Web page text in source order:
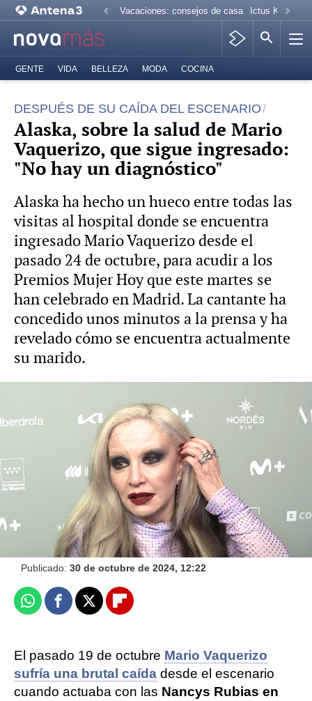
Vacaciones: consejos de casa Ictus Kiko
GENTE VIDA BELLEZA MODA COCINA
DESPUÉS DE SU CAÍDA DEL ESCENARIO
Alaska, sobre la salud de Mario
Vaquerizo, que sigue ingresado:
"No hay un diagnóstico"
Alaska ha hecho un hueco entre todas las
visitas al hospital donde se encuentra
ingresado Mario Vaquerizo desde el
pasado 24 de octubre, para acudir a los
Premios Mujer Hoy que este martes se
han celebrado en Madrid. La cantante ha
concedido unos minutos a la prensa y ha
revelado cómo se encuentra actualmente
su marido.
Alaska y su transición hacia el pelo
blanco: así se tiñe actualmente la artista
Europa Press
Publicado: 30 de octubre de 2024, 12:22
WhatsappFacebook
X Flipboard
El pasado 19 de octubre Mario Vaquerizo
sufría una brutal caída desde el escenario
cuando actuaba con las Nancys Rubias en